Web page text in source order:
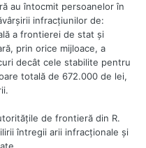
au întocmit persoanelor în
infracţiunilor de:
a frontierei de stat şi
prin orice mijloace, a
decât cele stabilite pentru
totală de 672.000 de lei,
de frontieră din R.
întregii arii infracţionale şi